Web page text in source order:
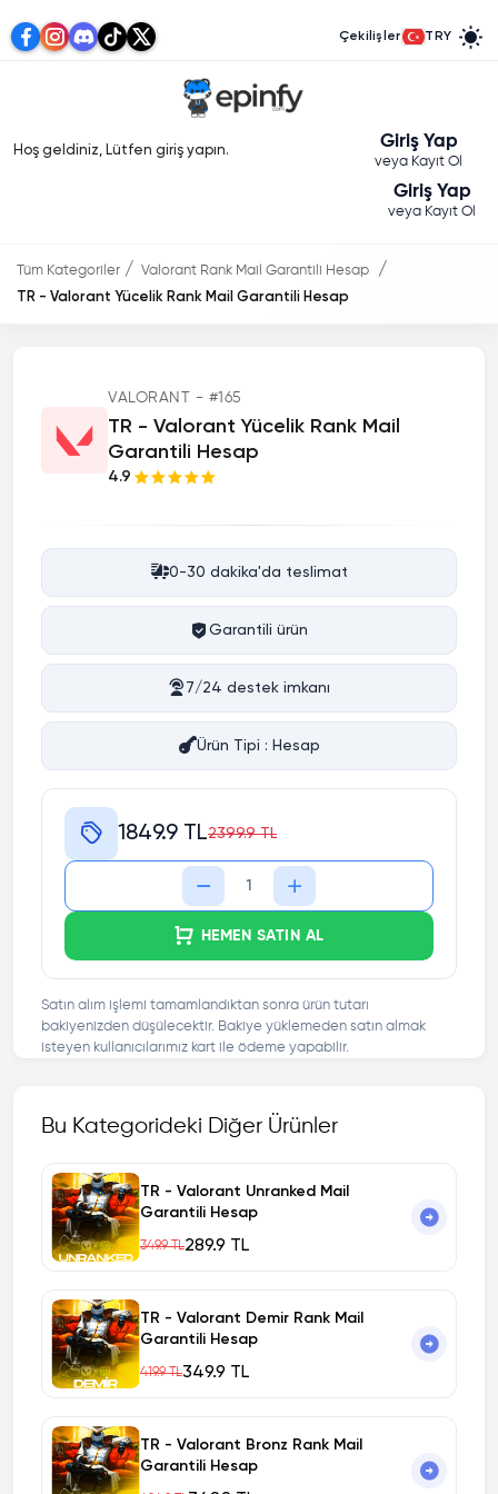
Çekilişler TRY
Hoş geldiniz, Lütfen giriş yapın. Giriş Yap
veya Kayıt Ol
Giriş Yap
veya Kayıt Ol
Tüm Kategoriler
Valorant Rank Mail Garantili Hesap
TR - Valorant Yücelik Rank Mail Garantili Hesap
VALORANT - #165
TR - Valorant Yücelik Rank Mail
Garantili Hesap
4.9
0-30 dakika'da teslimat
Garantili ürün
7/24 destek imkanı
Ürün Tipi : Hesap
1849.9 TL2399.9 TL
HEMEN SATIN AL
Satın alım işlemi tamamlandıktan sonra ürün tutarı
bakiyenizden düşülecektir. Bakiye yüklemeden satın almak
isteyen kullanıcılarımız kart ile ödeme yapabilir.
Bu Kategorideki Diğer Ürünler
TR - Valorant Unranked Mail
Garantili Hesap
349.9 TL289.9 TL
TR - Valorant Demir Rank Mail
Garantili Hesap
419.9 TL349.9 TL
TR - Valorant Bronz Rank Mail
Garantili Hesap